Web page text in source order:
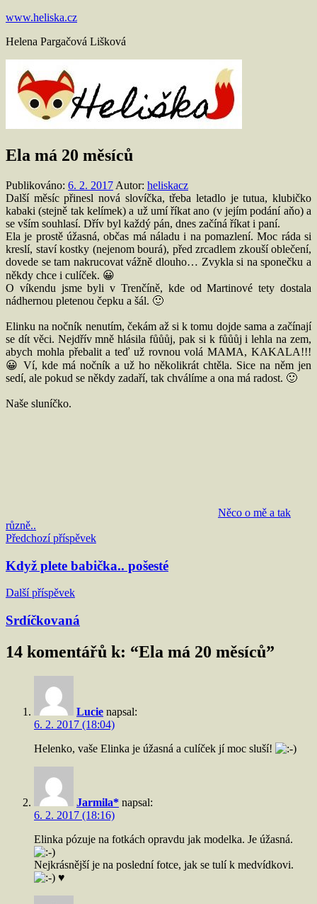
Přejít
obsahu
www.heliska.cz
Helena Pargačová Lišková
Ela má 20 měsíců
Publikováno: 6. 2. 2017 Autor: heliskacz
Další měsíc přinesl nová slovíčka, třeba letadlo je tutua, klubičko
kabaki (stejně tak kelímek) a už umí říkat ano (v jejím podání aňo) a
se vším souhlasí. Dřív byl každý pán, dnes začíná říkat i paní.
Ela je prostě úžasná, občas má náladu i na pomazlení. Moc ráda si
kreslí, staví kostky (nejenom bourá), před zrcadlem zkouší oblečení,
dovede se tam nakrucovat vážně dlouho… Zvykla si na sponečku a
někdy chce i culíček. 😀
O víkendu jsme byli v Trenčíně, kde od Martinové tety dostala
nádhernou pletenou čepku a šál. 🙂
Elinku na nočník nenutím, čekám až si k tomu dojde sama a začínají
se dít věci. Nejdřív mně hlásila fůůůj, pak si k fůůůj i lehla na zem,
abych mohla přebalit a teď už rovnou volá MAMA, KAKALA!!!
😀 Ví, kde má nočník a už ho několikrát chtěla. Sice na něm jen
sedí, ale pokud se někdy zadaří, tak chválíme a ona má radost. 🙂
Naše sluníčko.
Něco o mě a tak
různě..
Navigace
pro
příspěvek
Předchozí příspěvek
Když plete babička.. pošesté
Další příspěvek
Srdíčkovaná
14 komentářů k: “Ela má 20 měsíců”
Lucie napsal:
6. 2. 2017 (18:04)
Helenko, vaše Elinka je úžasná a culíček jí moc sluší!
Jarmila* napsal:
6. 2. 2017 (18:16)
Elinka pózuje na fotkách opravdu jak modelka. Je úžasná.
Nejkrásnější je na poslední fotce, jak se tulí k medvídkovi.
♥